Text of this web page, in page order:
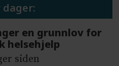
dager:
en grunnlov for
helsehjelp
siden